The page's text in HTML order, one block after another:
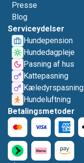
Presse
Blog
Serviceydelser
Hundepension
Hundedagpleje
Pasning af hus
Kattepasning
Kæledyrspasning
Hundeluftning
Betalingsmetoder